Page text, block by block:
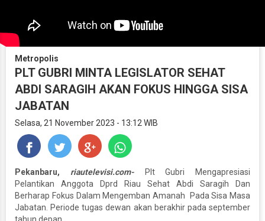
Metropolis
PLT GUBRI MINTA LEGISLATOR SEHAT
ABDI SARAGIH AKAN FOKUS HINGGA SISA
JABATAN
Selasa, 21 November 2023 - 13:12 WIB
Pekanbaru, riautelevisi.com-
Plt Gubri Mengapresiasi
Pelantikan Anggota Dprd Riau Sehat Abdi Saragih Dan
Berharap Fokus Dalam Mengemban Amanah Pada Sisa Masa
Jabatan. Periode tugas dewan akan berakhir pada september